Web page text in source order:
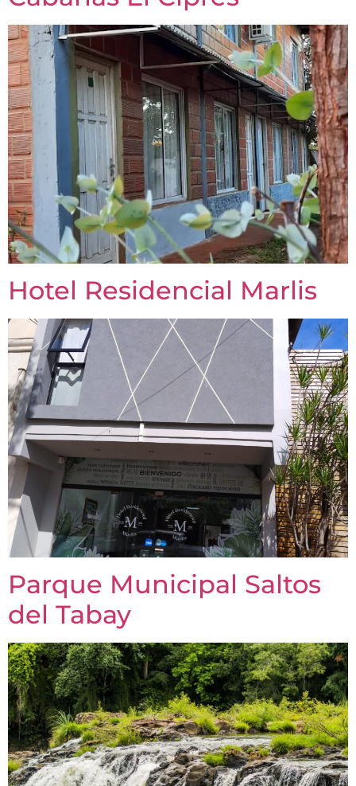
Hotel Residencial Marlis
Parque Municipal Saltos
del Tabay